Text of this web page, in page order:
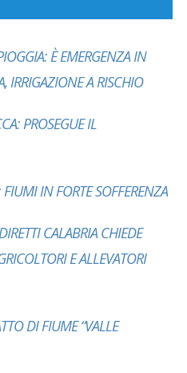
È EMERGENZA IN
IRRIGAZIONE A RISCHIO
PROSEGUE IL
IN FORTE SOFFERENZA
CALABRIA CHIEDE
E ALLEVATORI
DI FIUME “VALLE